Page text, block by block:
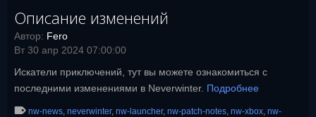
Описание изменений
Автор: Fero
Вт 30 апр 2024 07:00:00
Искатели приключений, тут вы можете ознакомиться с
последними изменениями в Neverwinter. Подробнее
nw-news, neverwinter, nw-launcher, nw-patch-notes, nw-xbox, nw-